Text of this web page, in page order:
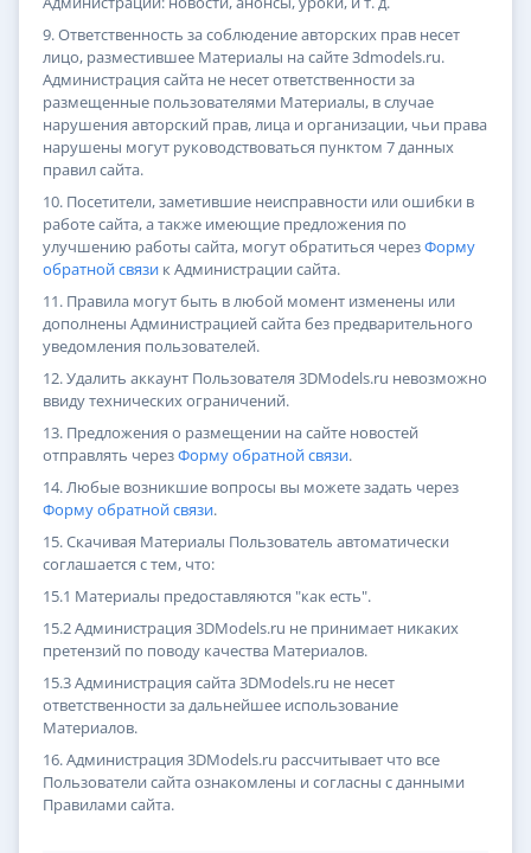
9. Ответственность за соблюдение авторских прав несет
лицо, разместившее Материалы на сайте 3dmodels.ru.
Администрация сайта не несет ответственности за
размещенные пользователями Материалы, в случае
нарушения авторский прав, лица и организации, чьи права
нарушены могут руководствоваться пунктом 7 данных
правил сайта.
10. Посетители, заметившие неисправности или ошибки в
работе сайта, а также имеющие предложения по
улучшению работы сайта, могут обратиться черезФорму
обратной связи к Администрации сайта.
11. Правила могут быть в любой момент изменены или
дополнены Администрацией сайта без предварительного
уведомления пользователей.
12. Удалить аккаунт Пользователя 3DModels.ru невозможно
ввиду технических ограничений.
13. Предложения о размещении на сайте новостей
отправлять черезФорму обратной связи.
14. Любые возникшие вопросы вы можете задать через
Форму обратной связи.
15. Скачивая Материалы Пользователь автоматически
соглашается с тем, что:
15.1 Материалы предоставляются "как есть".
15.2 Администрация 3DModels.ru не принимает никаких
претензий по поводу качества Материалов.
15.3 Администрация сайта 3DModels.ru не несет
ответственности за дальнейшее использование
Материалов.
16. Администрация 3DModels.ru рассчитывает что все
Пользователи сайта ознакомлены и согласны с данными
Правилами сайта.